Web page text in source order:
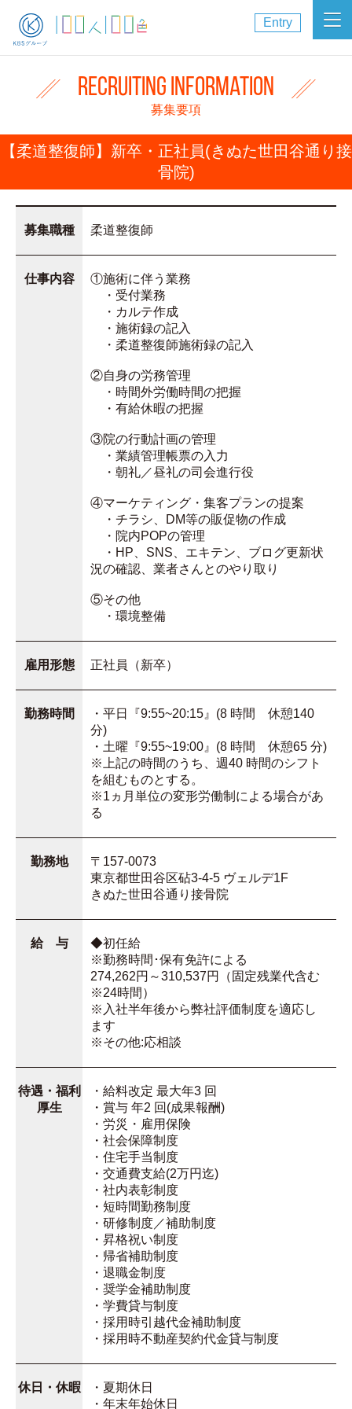
Entry
Recruiting Information
募集要項
【柔道整復師】新卒・正社員(きぬた世田谷通り接
骨院)
募集職種 柔道整復師
仕事内容
①施術に伴う業務
・受付業務
・カルテ作成
・施術録の記入
・柔道整復師施術録の記入
②自身の労務管理
・時間外労働時間の把握
・有給休暇の把握
③院の行動計画の管理
・業績管理帳票の入力
・朝礼／昼礼の司会進行役
④マーケティング・集客プランの提案
・チラシ、DM等の販促物の作成
・院内POPの管理
・HP、SNS、エキテン、ブログ更新状
況の確認、業者さんとのやり取り
⑤その他
・環境整備
雇用形態 正社員（新卒）
勤務時間
・平日『9:55~20:15』(8 時間 休憩140
分)
・土曜『9:55~19:00』(8 時間 休憩65 分)
※上記の時間のうち、週40 時間のシフト
を組むものとする。
※1ヵ月単位の変形労働制による場合があ
る
勤務地
〒157-0073
東京都世田谷区砧3-4-5 ヴェルデ1F
きぬた世田谷通り接骨院
給 与
◆初任給
※勤務時間･保有免許による
274,262円～310,537円（固定残業代含む
※24時間）
※入社半年後から弊社評価制度を適応し
ます
※その他:応相談
待遇・福利
厚生
・給料改定 最大年3 回
・賞与 年2 回(成果報酬)
・労災・雇用保険
・社会保障制度
・住宅手当制度
・交通費支給(2万円迄)
・社内表彰制度
・短時間勤務制度
・研修制度／補助制度
・昇格祝い制度
・帰省補助制度
・退職金制度
・奨学金補助制度
・学費貸与制度
・採用時引越代金補助制度
・採用時不動産契約代金貸与制度
休日・休暇
・夏期休日
・年末年始休日